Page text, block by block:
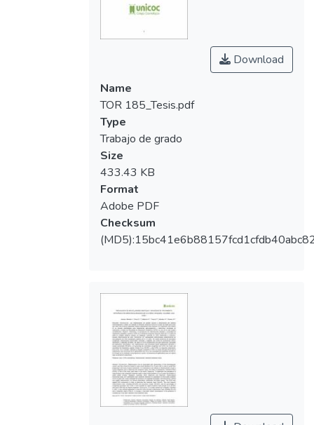
sagitales, por medio de examinación clínica,
el IOTN (componente DH) para determinar
necesidad de tratamiento. Resultados: Las
maloclusiones más frecuentes fueron
apiñamiento (59.54%) y overjet aumentado
(39.44%), y el porcentaje de anomalías
congénitas fue 0.31%. Se reveló una
necesidad de tratamiento urgente (Grado 5)
en 59.33% y solo 8.26% no requerían
tratamiento. Discusión: En un estudio
realizado en Bogotá, Colombia en 2001 se
mostró de igual forma que la maloclusión
más recurrentes fue el apiñamiento (52.1%)
y una necesidad de tratamiento de 88.1%.
se reporta baja necesidad de tratamiento.
Download
Name
TOR 185_Tesis.pdf
Type
Trabajo de grado
Size
433.43 KB
Format
Adobe PDF
Checksum